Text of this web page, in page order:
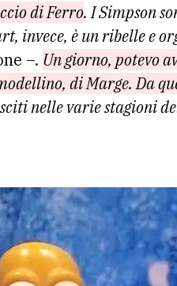
di Ferro. I Simpson
invece, è un ribelle e
–. Un giorno, potevo
di Marge. Da
nelle varie stagioni